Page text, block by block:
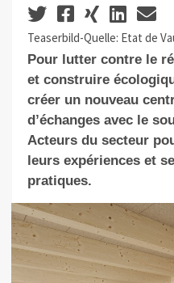
Teaserbild-Quelle: Etat de
Pour lutter contre le
et construire
créer un nouveau
d’échanges avec le
Acteurs du secteur
leurs expériences et
pratiques.